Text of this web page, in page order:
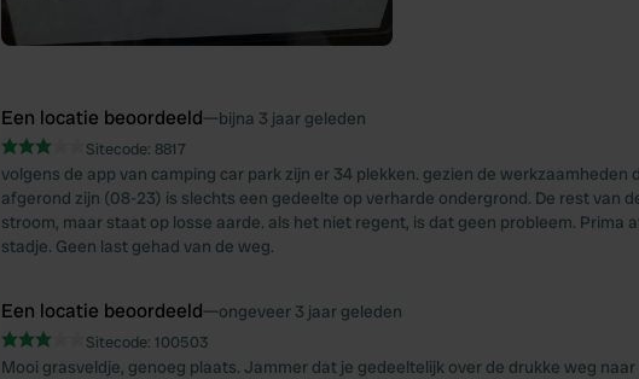
Een locatie beoordeeld—bijna 3 jaar geleden
Sitecode: 8817
volgens de app van camping car park zijn er 34 plekken. gezien de werkzaamheden
afgerond zijn (08-23) is slechts een gedeelte op verharde ondergrond. De rest van
stroom, maar staat op losse aarde. als het niet regent, is dat geen probleem. Prima
stadje. Geen last gehad van de weg.
Een locatie beoordeeld—ongeveer 3 jaar geleden
Sitecode: 100503
Mooi grasveldje, genoeg plaats. Jammer dat je gedeeltelijk over de drukke weg